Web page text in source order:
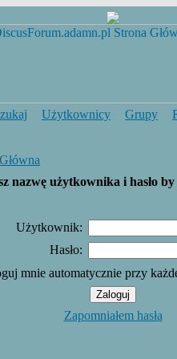
Użytkownicy Grupy
nazwę użytkownika i hasło by
Użytkownik:
Hasło:
mnie automatycznie przy
Zapomniałem hasła